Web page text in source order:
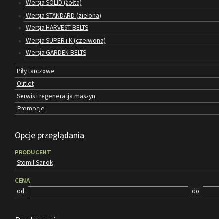
Wersja SOLID (żółta)
Wersja STANDARD (zielona)
Wersja HARVEST BELTS
Wersja SUPER i K (czerwona)
Wersja GARDEN BELTS
Piły tarczowe
Outlet
Serwis i regeneracja maszyn
Promocje
Opcje przeglądania
PRODUCENT
Stomil Sanok
CENA
od
do